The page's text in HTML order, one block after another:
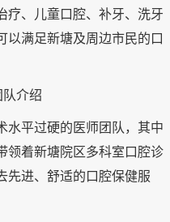
疗、儿童口腔、补牙、洗牙
以满足新塘及周边市民的口
介绍
水平过硬的医师团队，其中
领着新塘院区多科室口腔诊
先进、舒适的口腔保健服